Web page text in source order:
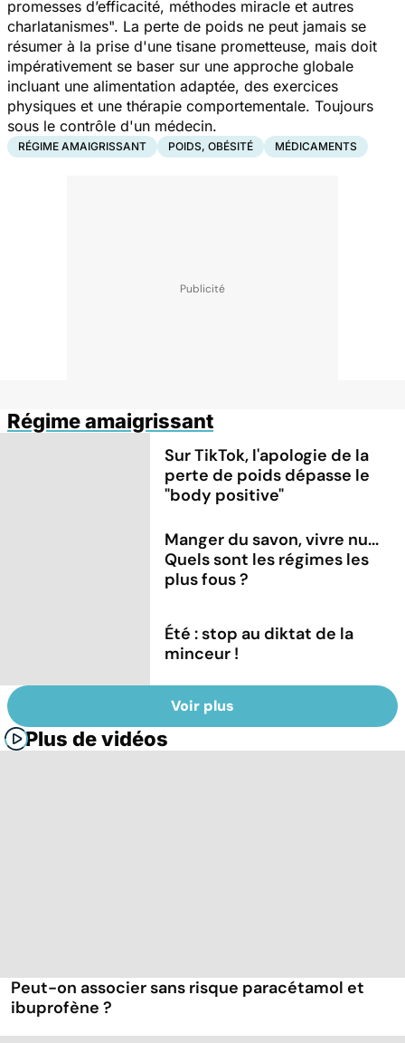
promesses d’efficacité, méthodes miracle et autres
charlatanismes". La perte de poids ne peut jamais se
résumer à la prise d'une tisane prometteuse, mais doit
impérativement se baser sur une approche globale
incluant une alimentation adaptée, des exercices
physiques et une thérapie comportementale. Toujours
sous le contrôle d'un médecin.
RÉGIME AMAIGRISSANT POIDS, OBÉSITÉ MÉDICAMENTS
Régime amaigrissant
Sur TikTok, l'apologie de la
perte de poids dépasse le
"body positive"
Manger du savon, vivre nu...
Quels sont les régimes les
plus fous ?
Été : stop au diktat de la
minceur !
Voir plus
Plus de vidéos
Peut-on associer sans risque paracétamol et
ibuprofène ?